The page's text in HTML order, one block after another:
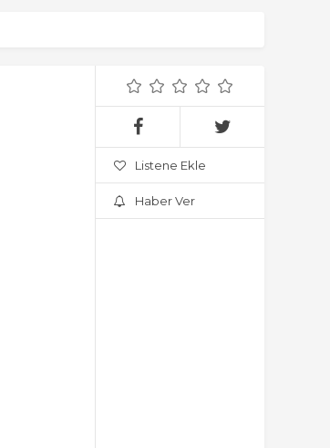
Listene Ekle
Haber Ver